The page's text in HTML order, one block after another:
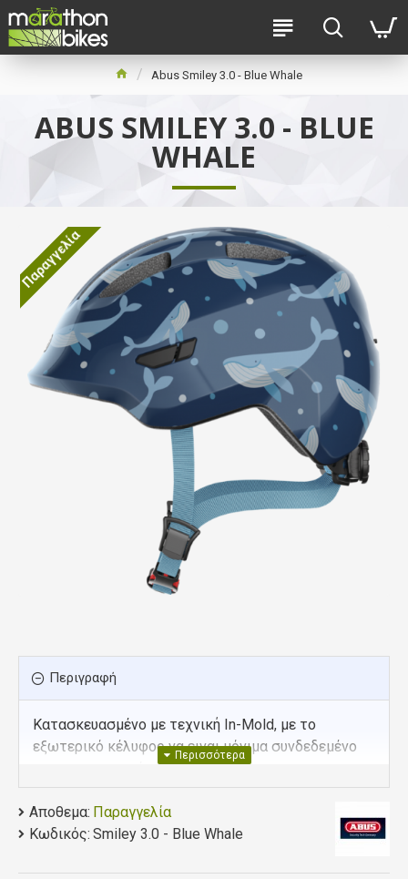
Abus Smiley 3.0 - Blue Whale
ABUS SMILEY 3.0 - BLUE
WHALE
Παραγγελία
Περιγραφή
Κατασκευασμένο με τεχνική In-Mold, με το
εξωτερικό κέλυφος να ειναι μόνιμα συνδεδεμένο
με το εσωτερικό προστατευτικό
Zoom Ace Kids σύστημα ρύθμισης για να
ταιριάζει σε κάθε σχήμα κεφαλιού
Αποθεμα: Παραγγελία
Κωδικός: Smiley 3.0 - Blue Whale